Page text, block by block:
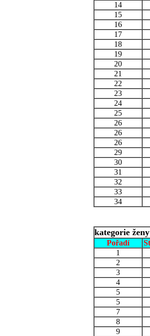
14
15
16
17
18
19
20
21
22
23
24
25
26
26
26
29
30
31
32
33
34
kategorie ženy
Pořadí
1
2
3
4
5
5
7
8
9